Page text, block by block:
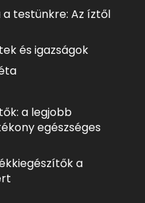
testünkre: Az íztől
és igazságok
a legjobb
egészséges
a